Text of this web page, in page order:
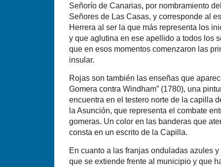
Señorío de Canarias, por nombramiento
Señores de Las Casas, y corresponde al
Herrera al ser la que más representa los
y que aglutina en ese apellido a todos los
que en esos momentos comenzaron las
insular.
Rojas son también las enseñas que
Gomera contra Windham” (1780), una
encuentra en el testero norte de la capilla
la Asunción, que representa el combate
gomeras. Un color en las banderas que
consta en un escrito de la Capilla.
En cuanto a las franjas onduladas azules
que se extiende frente al municipio y que